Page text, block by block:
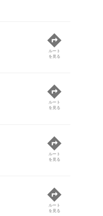
ルート
を見る
ルート
を見る
ルート
を見る
ルート
を見る